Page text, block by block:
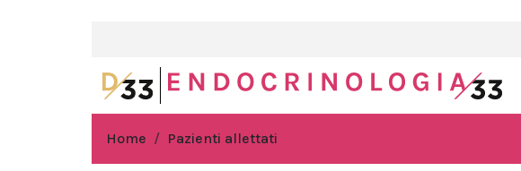
Home Pazienti allettati